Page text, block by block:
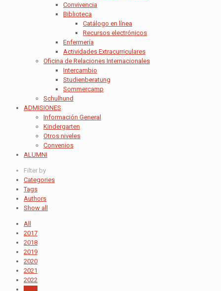
Convivencia
Biblioteca
Catálogo en línea
Recursos electrónicos
Enfermería
Actividades Extracurriculares
Oficina de Relaciones Internacionales
Intercambio
Studienberatung
Sommercamp
Schulhund
ADMISIONES
Información General
Kindergarten
Otros niveles
Convenios
ALUMNI
Filter by
Categories
Tags
Authors
Show all
All
2017
2018
2019
2020
2021
2022